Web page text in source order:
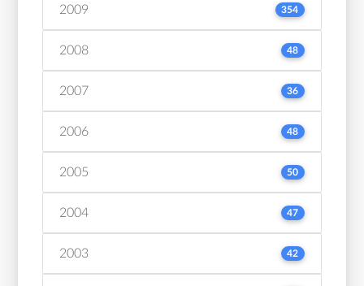
2009 354
2008 48
2007 36
2006 48
2005 50
2004 47
2003 42